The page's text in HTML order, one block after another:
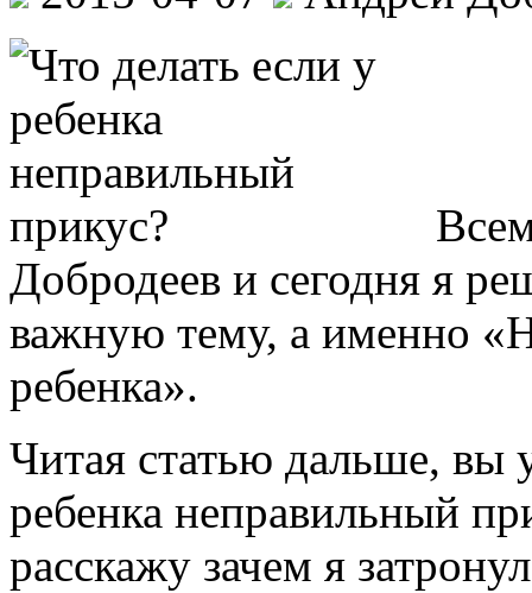
Добродеев и сегодня я
важную тему, а именно
ребенка».
Читая статью дальше, вы
ребенка неправильный
расскажу зачем я